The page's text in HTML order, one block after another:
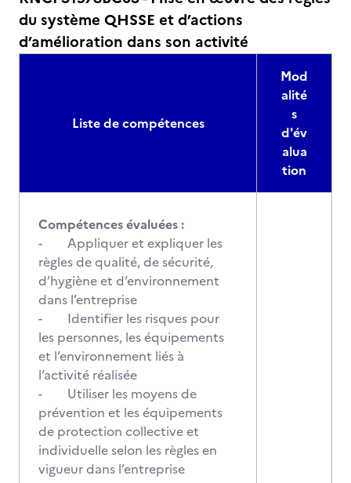
du système QHSSE et d’actions
d’amélioration dans son activité
Liste de compétences
Mod
alité
s
d'év
alua
tion
Compétences évaluées :
- Appliquer et expliquer les
règles de qualité, de sécurité,
d’hygiène et d’environnement
dans l’entreprise
- Identifier les risques pour
les personnes, les équipements
et l’environnement liés à
l’activité réalisée
- Utiliser les moyens de
prévention et les équipements
de protection collective et
individuelle selon les règles en
vigueur dans l’entreprise